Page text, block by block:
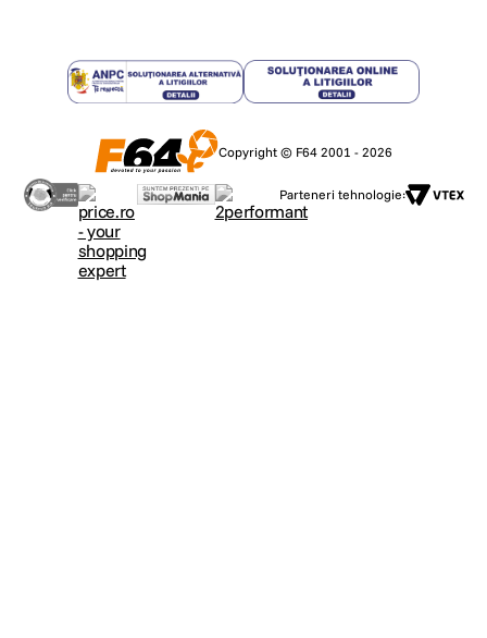
Copyright © F64 2001 - 2026
Parteneri tehnologie: